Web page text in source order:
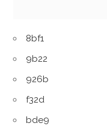
8bf1
9b22
926b
f32d
bde9